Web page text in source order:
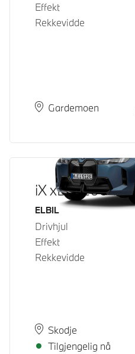
Effekt
Rekkevidde
PlassGardemoen
Leveringstid
iX xDrive60
Drivstoff
ELBIL
Drivhjul
Effekt
Rekkevidde
PlassSkodje
Leveringstid
Tilgjengelig nå